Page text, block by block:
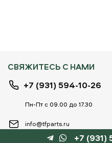
СВЯЖИТЕСЬ С НАМИ
+7 (931) 594-10-26
Пн-Пт с 09.00 до 17.30
info@tfparts.ru
+7